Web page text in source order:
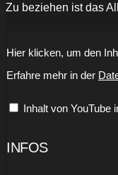
Zu beziehen ist das
„Toxic
Hazard:
Of
Music
YouTube
anzeigen
Hier klicken, um den
Erfahre mehr in der
Inhalt von YouTube
INFOS